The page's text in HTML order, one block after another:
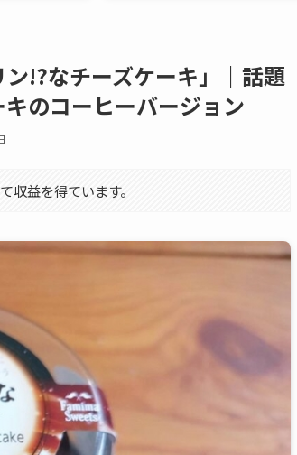
ン!?なチーズケーキ」｜話題
のコーヒーバージョン
益を得ています。